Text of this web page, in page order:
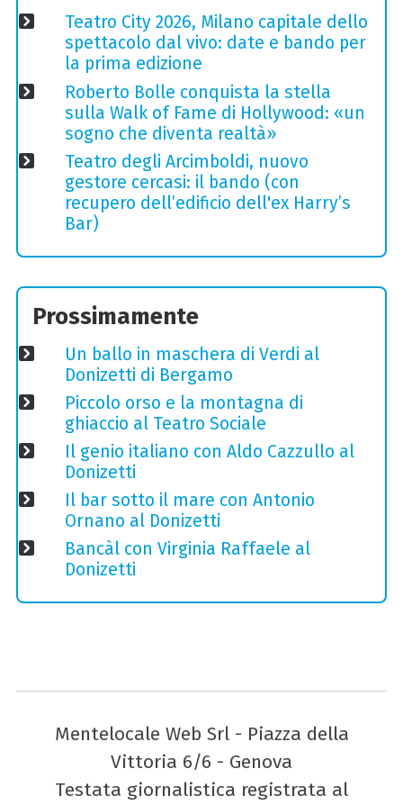
Teatro City 2026, Milano capitale dello
spettacolo dal vivo: date e bando per
la prima edizione
Roberto Bolle conquista la stella
sulla Walk of Fame di Hollywood: «un
sogno che diventa realtà»
Teatro degli Arcimboldi, nuovo
gestore cercasi: il bando (con
recupero dell’edificio dell'ex Harry’s
Bar)
Prossimamente
Un ballo in maschera di Verdi al
Donizetti di Bergamo
Piccolo orso e la montagna di
ghiaccio al Teatro Sociale
Il genio italiano con Aldo Cazzullo al
Donizetti
Il bar sotto il mare con Antonio
Ornano al Donizetti
Bancàl con Virginia Raffaele al
Donizetti
Mentelocale Web Srl - Piazza della
Vittoria 6/6 - Genova
Testata giornalistica registrata al